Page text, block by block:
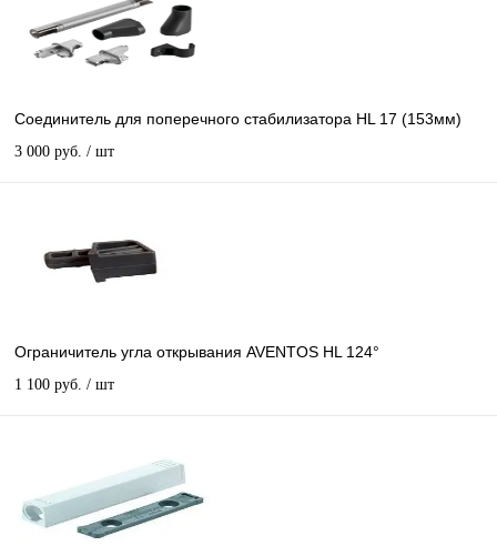
Соединитель для поперечного стабилизатора HL 17 (153мм)
3 000 руб. / шт
Ограничитель угла открывания AVENTOS HL 124°
1 100 руб. / шт